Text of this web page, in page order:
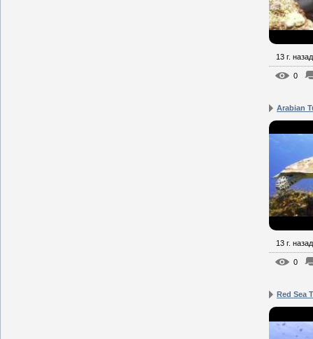
13 г. назад
0
Arabian
13 г. назад
0
Red Sea